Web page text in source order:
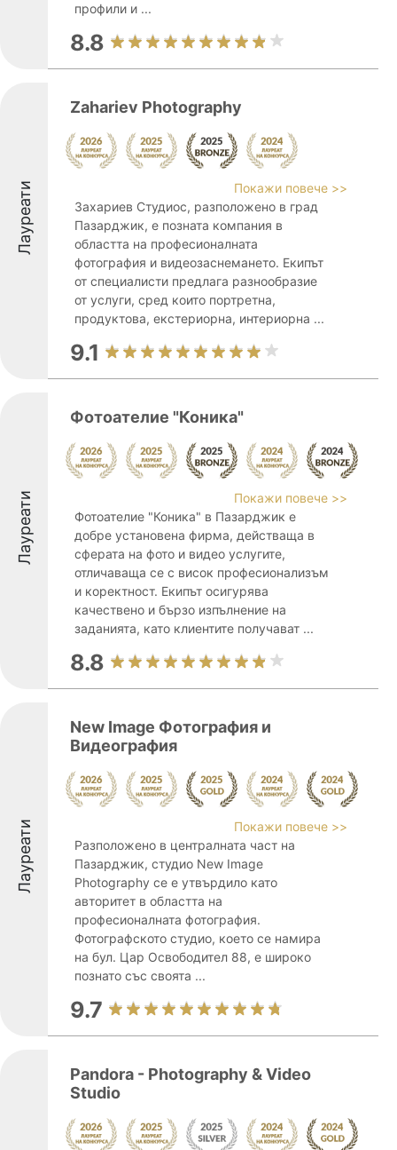
профили и ...
8.8
Лауреати
Zahariev Photography
Покажи повече >>
Захариев Студиос, разположено в град
Пазарджик, е позната компания в
областта на професионалната
фотография и видеозаснемането. Екипът
от специалисти предлага разнообразие
от услуги, сред които портретна,
продуктова, екстериорна, интериорна ...
9.1
Лауреати
Фотоателие "Коника"
Покажи повече >>
Фотоателие "Коника" в Пазарджик е
добре установена фирма, действаща в
сферата на фото и видео услугите,
отличаваща се с висок професионализъм
и коректност. Екипът осигурява
качествено и бързо изпълнение на
заданията, като клиентите получават ...
8.8
Лауреати
New Image Фотография и
Видеография
Покажи повече >>
Разположено в централната част на
Пазарджик, студио New Image
Photography се е утвърдило като
авторитет в областта на
професионалната фотография.
Фотографското студио, което се намира
на бул. Цар Освободител 88, е широко
познато със своята ...
9.7
Pandora - Photography & Video
Studio